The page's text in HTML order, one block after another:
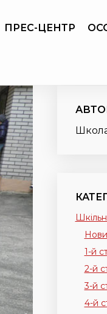
ПРЕС-ЦЕНТР
1-й
2-й
3-й
4-й